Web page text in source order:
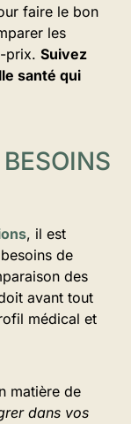
faire le bon
les
prix. Suivez
santé qui
, il est
de
des
avant tout
médical et
matière de
dans vos